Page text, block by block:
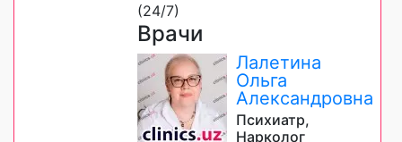
(24/7)
Врачи
Лалетина
Ольга
Александровна
Психиатр,
Нарколог